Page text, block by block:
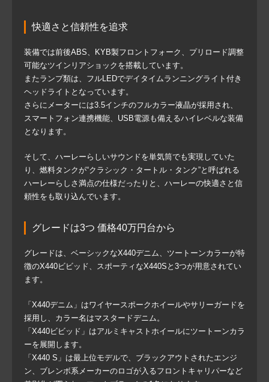
快適さと信頼性を追求
装備では前後ABS、KYB製フロントフォーク、プリロード調整
可能なツインリアショックを搭載しています。
またランプ類は、フルLEDでデイタイムランニングライト付き
ヘッドライトとなっています。
さらにメーターには3.5インチのフルカラー液晶が採用され、
スマートフォン連携機能、USB電源も備えるハイレベルな装備
となります。
そして、ハーレーらしいサウンドを単気筒でも実現していた
り、燃料タンクが“クラシック・タートル・タンク”と呼ばれる
ハーレーらしさ満点の仕様だったりと、ハーレーの快適さと信
頼性をも取り込んでいます。
グレードは3つ 価格40万円台から
グレードは、ベーシックなX440デニム、ツートーンカラーが特
徴のX440ビビッド、スポーティなX440Sと3つが用意されてい
ます。
「X440デニム」はワイヤースポークホイールやサリーガードを
採用し、カラー名はマスタードデニム。
「X440ビビッド」はアルミキャストホイールにツートーンカラ
ーを展開します。
「X440 S」は最上位モデルで、ブラックアウトされたエンジ
ン、ブレンボ系メーカーのロゴが入るフロントキャリパーなど